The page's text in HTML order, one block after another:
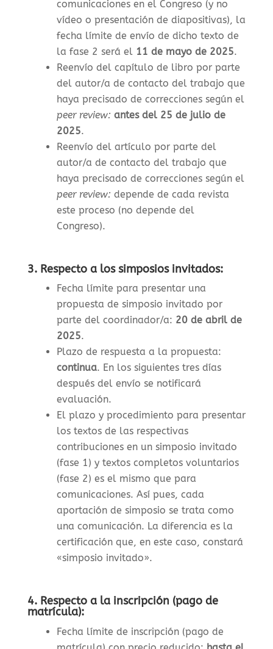
comunicaciones en el Congreso (y no
vídeo o presentación de diapositivas), la
fecha límite de envío de dicho texto de
la fase 2 será el 11 de mayo de 2025.
Reenvío del capítulo de libro por parte
del autor/a de contacto del trabajo que
haya precisado de correcciones según el
peer review: antes del 25 de julio de
2025.
Reenvío del artículo por parte del
autor/a de contacto del trabajo que
haya precisado de correcciones según el
peer review: depende de cada revista
este proceso (no depende del
Congreso).
3. Respecto a los simposios invitados:
Fecha límite para presentar una
propuesta de simposio invitado por
parte del coordinador/a: 20 de abril de
2025.
Plazo de respuesta a la propuesta:
continua. En los siguientes tres días
después del envío se notificará
evaluación.
El plazo y procedimiento para presentar
los textos de las respectivas
contribuciones en un simposio invitado
(fase 1) y textos completos voluntarios
(fase 2) es el mismo que para
comunicaciones. Así pues, cada
aportación de simposio se trata como
una comunicación. La diferencia es la
certificación que, en este caso, constará
«simposio invitado».
4. Respecto a la inscripción (pago de
matrícula):
Fecha límite de inscripción (pago de